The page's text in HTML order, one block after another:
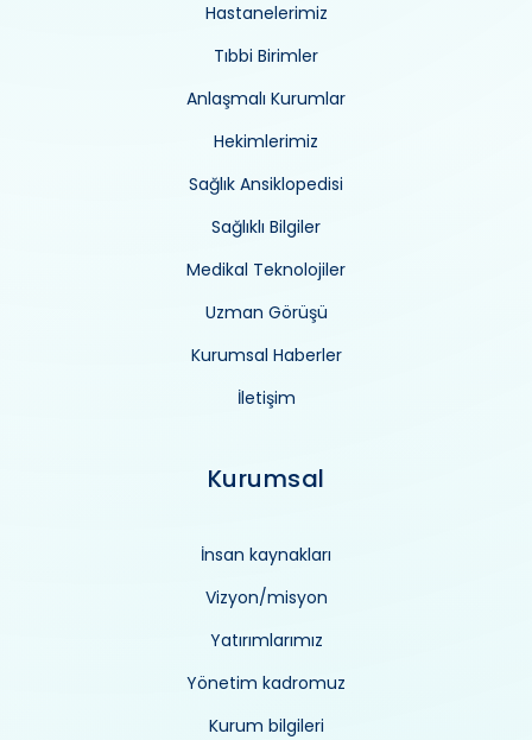
Hastanelerimiz
Tıbbi Birimler
Anlaşmalı Kurumlar
Hekimlerimiz
Sağlık Ansiklopedisi
Sağlıklı Bilgiler
Medikal Teknolojiler
Uzman Görüşü
Kurumsal Haberler
İletişim
Kurumsal
İnsan kaynakları
Vizyon/misyon
Yatırımlarımız
Yönetim kadromuz
Kurum bilgileri